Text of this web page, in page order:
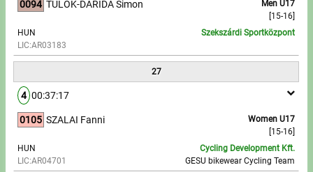
0094
Men U17
[15-16]
TULOK-DARIDA Simon
HUN
LIC:AR03183
Szekszárdi Sportközpont
27
4 00:37:17
0105
Women U17
[15-16]
SZALAI Fanni
HUN
LIC:AR04701
Cycling Development Kft.
GESU bikewear Cycling Team